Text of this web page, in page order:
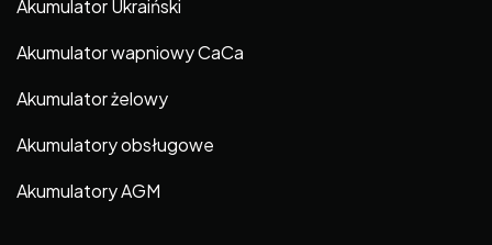
Akumulator Ukraiński
Akumulator wapniowy CaCa
Akumulator żelowy
Akumulatory obsługowe
Akumulatory AGM